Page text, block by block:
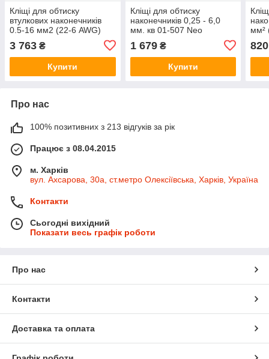
Кліщі для обтиску
втулкових наконечників
0.5-16 мм2 (22-6 AWG)
3 763 ₴
Купити
Кліщі для обтиску
наконечників 0,25 - 6,0
мм. кв 01-507 Neo
1 679₴
Купити
мм²
820
Про нас
100% позитивних з 213 відгуків за рік
Працює з 08.04.2015
м. Харків
вул. Ахсарова, 30а, ст.метро Олексіївська, Харків, Україна
Контакти
Сьогодні вихідний
Показати весь графік роботи
Про нас
Контакти
Доставка та оплата